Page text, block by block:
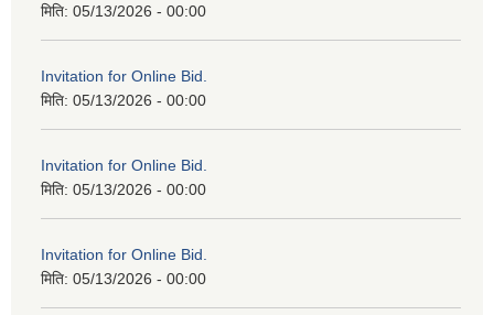
मिति: 05/13/2026 - 00:00
Invitation for Online Bid.
मिति: 05/13/2026 - 00:00
Invitation for Online Bid.
मिति: 05/13/2026 - 00:00
Invitation for Online Bid.
मिति: 05/13/2026 - 00:00